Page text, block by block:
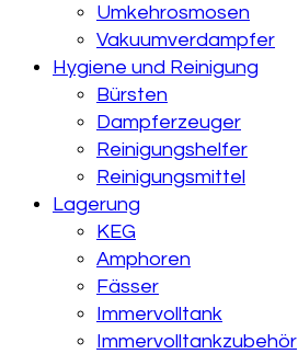
Umkehrosmosen
Vakuumverdampfer
Hygiene und Reinigung
Bürsten
Dampferzeuger
Reinigungshelfer
Reinigungsmittel
Lagerung
KEG
Amphoren
Fässer
Immervolltank
Immervolltankzubehör